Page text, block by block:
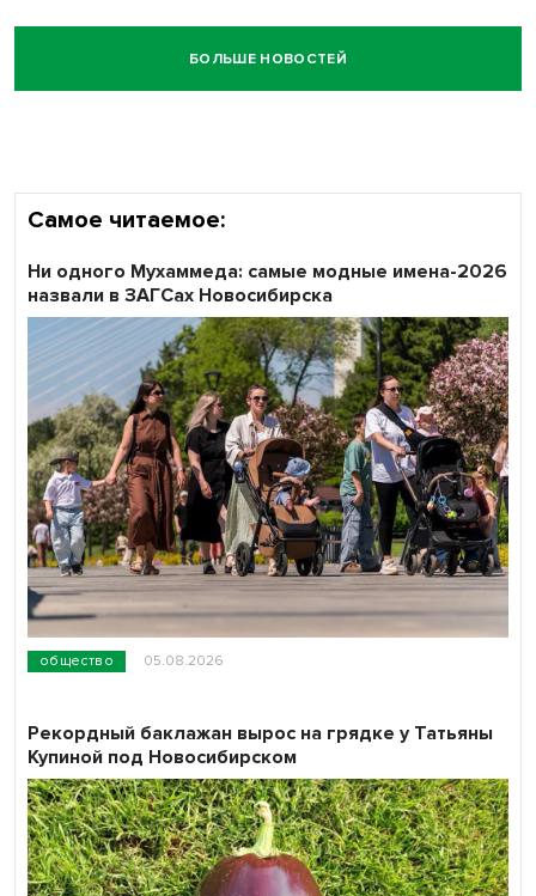
БОЛЬШЕ НОВОСТЕЙ
Самое читаемое:
общество 05.08.2026
Ни одного Мухаммеда: самые модные имена-2026
назвали в ЗАГСах Новосибирска
Рекордный баклажан вырос на грядке у Татьяны
Купиной под Новосибирском